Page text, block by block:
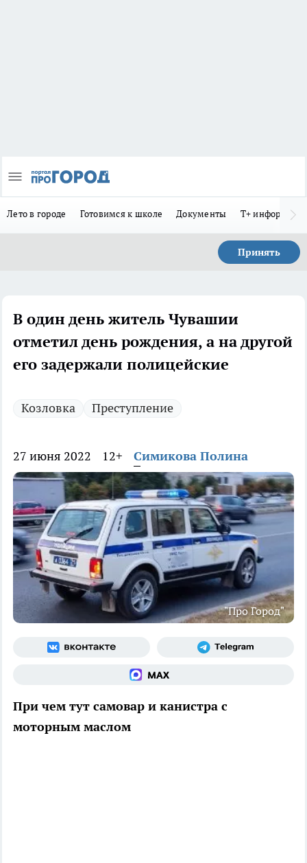
Лето в городе Готовимся к школе Документы Т+
Принять
В один день житель Чувашии
отметил день рождения, а на другой
его задержали полицейские
Козловка Преступление
27 июня 2022 12+ Симикова Полина
"Про Город"
При чем тут самовар и канистра с
моторным маслом